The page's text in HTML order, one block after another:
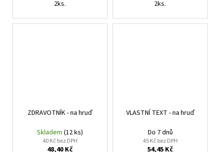
2ks.
2ks.
ZDRAVOTNÍK - na hruď
Skladem (12 ks)
40 Kč bez DPH
48,40 Kč
VLASTNÍ TEXT - na hruď
Do 7 dnů
45 Kč bez DPH
54,45 Kč